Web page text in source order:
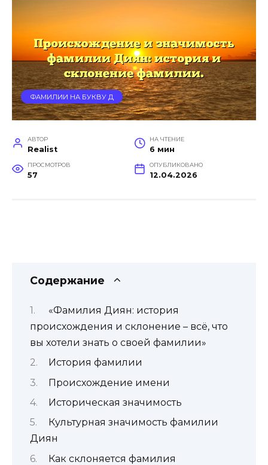
ФАМИЛИИ НА БУКВУ Д
АВТОР
Realist
НА ЧТЕНИЕ
6 мин
ПРОСМОТРОВ
57
ОПУБЛИКОВАНО
12.04.2026
Содержание
«Фамилия Диян: история
происхождения и склонение – всё, что
вы хотели знать о своей фамилии»
История фамилии
Происхождение имени
Историческая значимость
Культурная значимость фамилии
Диян
Как склоняется фамилия